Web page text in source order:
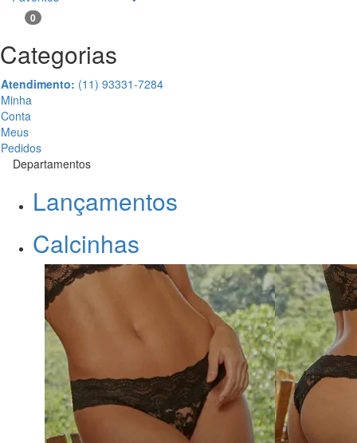
0
Categorias
Atendimento: (11) 93331-7284
Minha
Conta
Meus
Pedidos
Departamentos
Lançamentos
Calcinhas